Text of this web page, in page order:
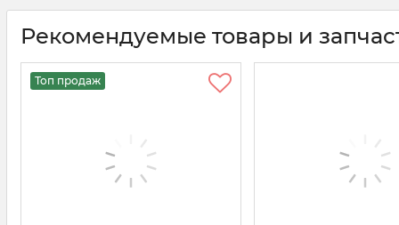
Рекомендуемые товары и
Топ продаж